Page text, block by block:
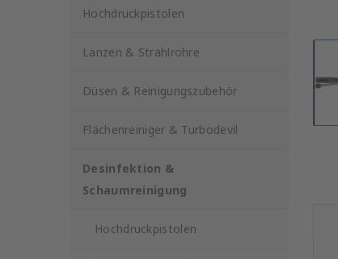
Hochdruckpistolen
Lanzen & Strahlrohre
Düsen & Reinigungszubehör
Flächenreiniger & Turbodevil
Desinfektion &
Schaumreinigung
Hochdruckpistolen